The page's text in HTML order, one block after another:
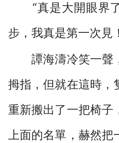
“真是大開眼界了
步，我真是第一次見
譚海濤冷笑一聲
拇指，但就在這時，
重新搬出了一把椅子
上面的名單，赫然把